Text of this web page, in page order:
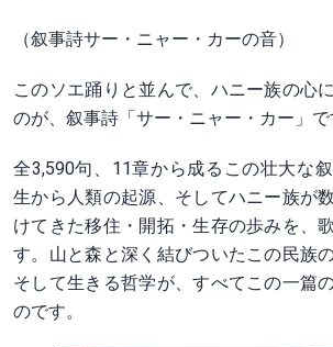
（叙事詩サー・ニャー・カーの音）
このソエ踊りと並んで、ハニー族の心
のが、叙事詩「サー・ニャー・カー」で
全3,590句、11章から成るこの壮大な
生から人類の起源、そしてハニー族が
けてきた移住・開拓・生存の歩みを、
す。山と森と深く結びついたこの民族
そして生きる哲学が、すべてこの一篇
のです。